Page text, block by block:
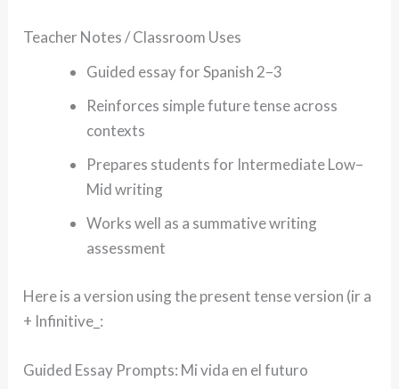
Teacher Notes / Classroom Uses
Guided essay for Spanish 2–3
Reinforces simple future tense across
contexts
Prepares students for Intermediate Low–
Mid writing
Works well as a summative writing
assessment
Here is a version using the present tense version (ir a
+ Infinitive_:
Guided Essay Prompts: Mi vida en el futuro